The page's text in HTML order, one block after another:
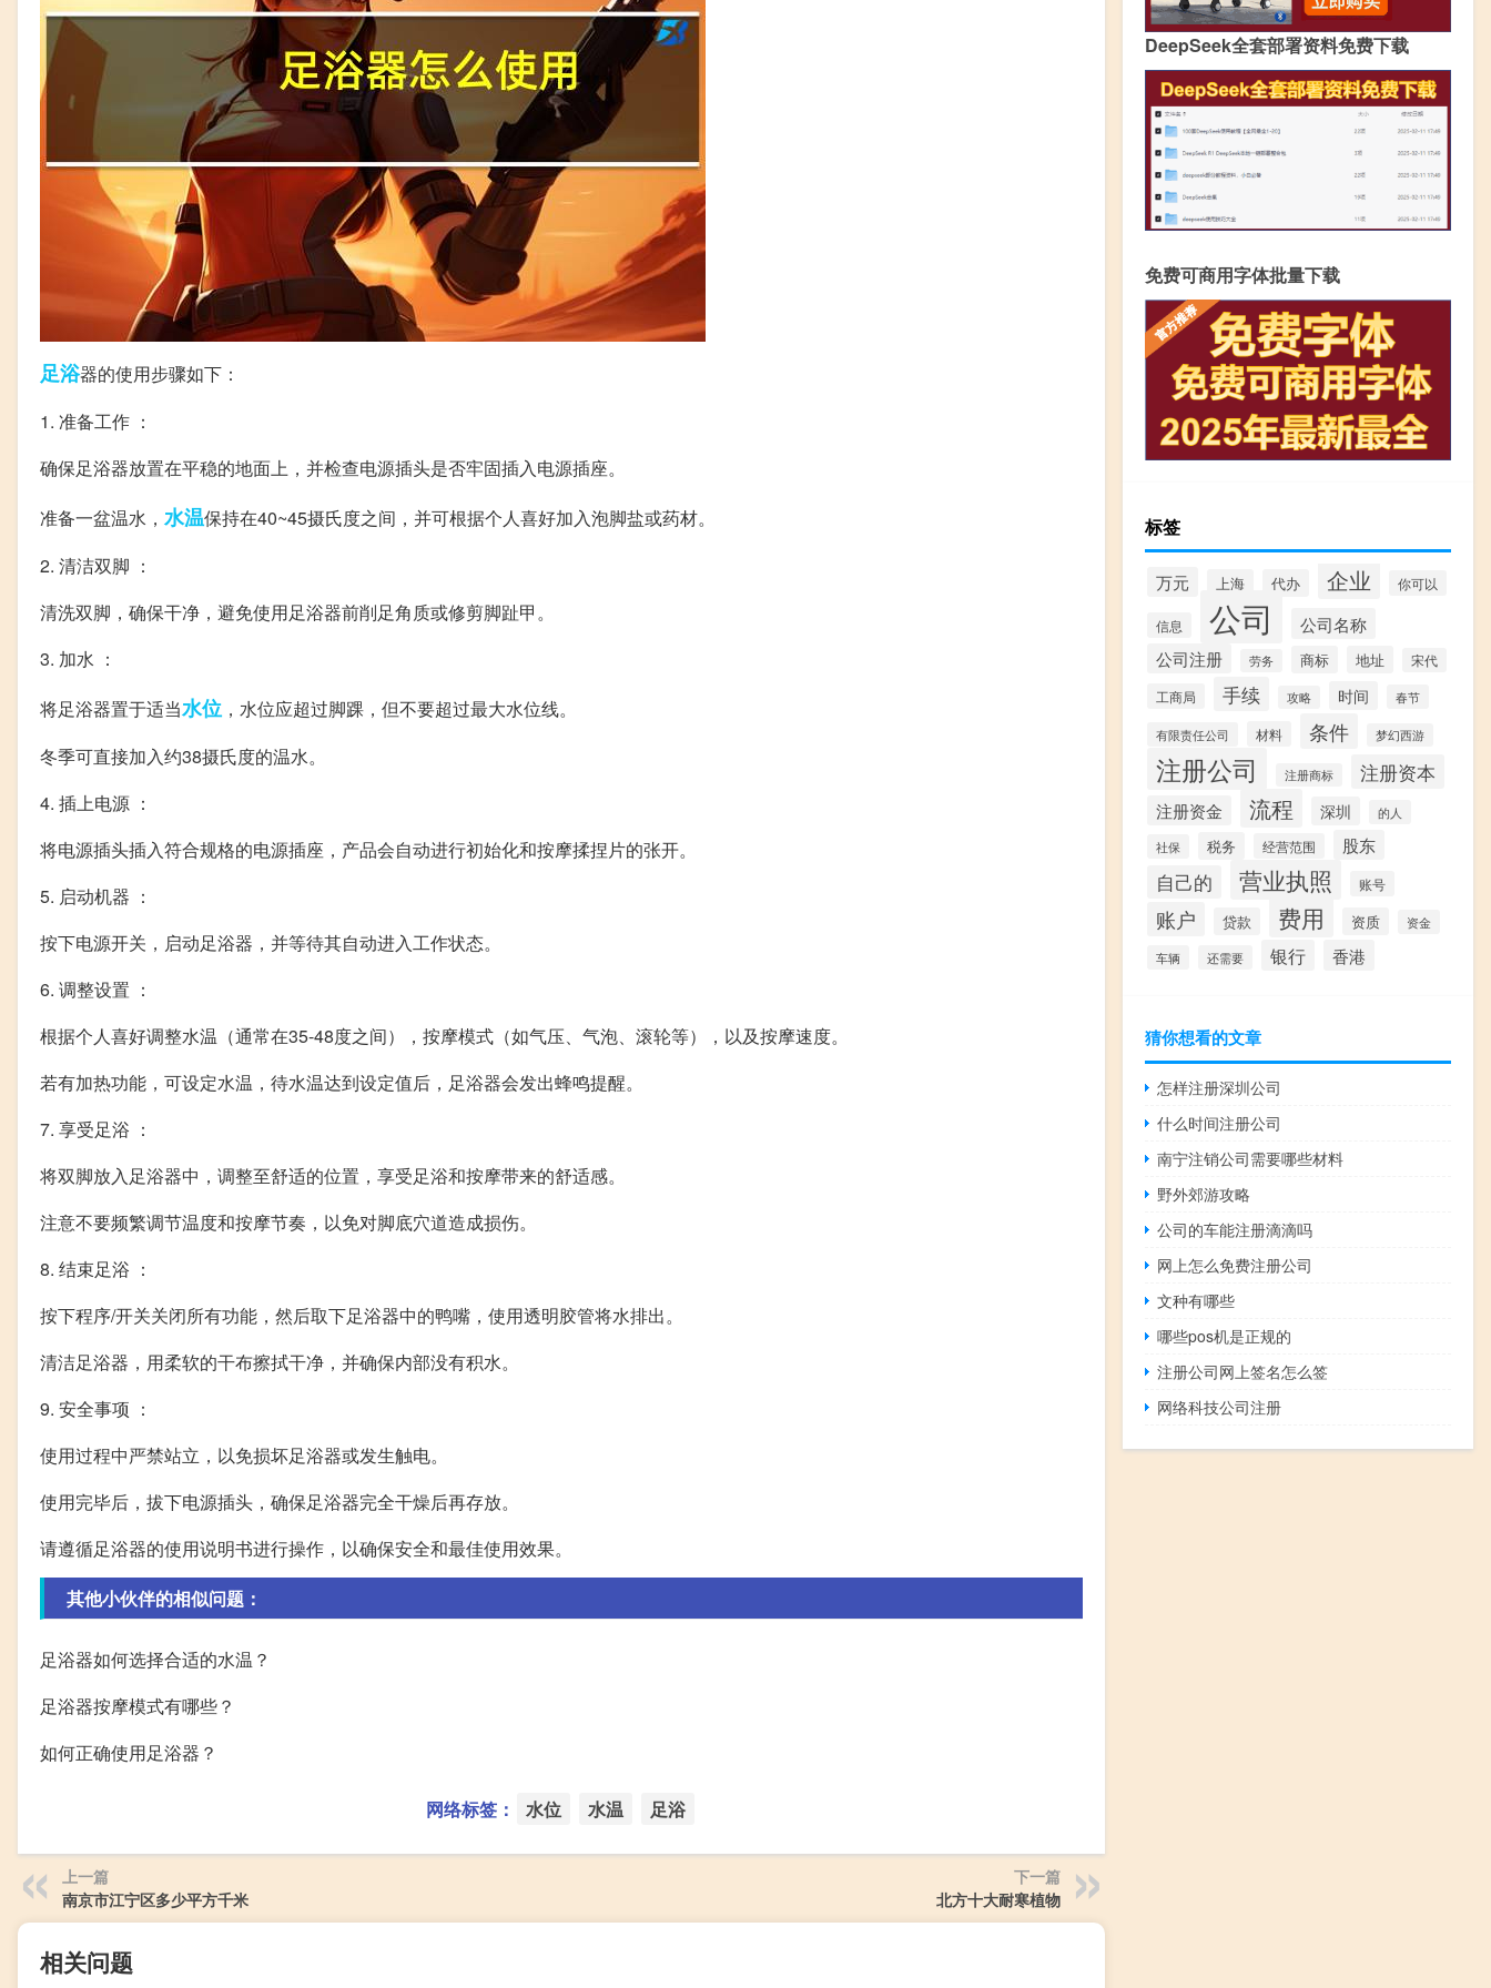
足浴器的使用步骤如下：
1. 准备工作 ：
确保足浴器放置在平稳的地面上，并检查电源插头是否牢固插入电源插座。
准备一盆温水， 水温保持在40~45摄氏度之间，并可根据个人喜好加入泡脚盐或药材。
2. 清洁双脚 ：
清洗双脚，确保干净，避免使用足浴器前削足角质或修剪脚趾甲。
3. 加水 ：
将足浴器置于适当水位 ，水位应超过脚踝，但不要超过最大水位线。
冬季可直接加入约38摄氏度的温水。
4. 插上电源 ：
将电源插头插入符合规格的电源插座，产品会自动进行初始化和按摩揉捏片的张开。
5. 启动机器 ：
按下电源开关，启动足浴器，并等待其自动进入工作状态。
6. 调整设置 ：
根据个人喜好调整水温（通常在35-48度之间），按摩模式（如气压、气泡、滚轮等），以及按摩速度。
若有加热功能，可设定水温，待水温达到设定值后，足浴器会发出蜂鸣提醒。
7. 享受足浴 ：
将双脚放入足浴器中，调整至舒适的位置，享受足浴和按摩带来的舒适感。
注意不要频繁调节温度和按摩节奏，以免对脚底穴道造成损伤。
8. 结束足浴 ：
按下程序/开关关闭所有功能，然后取下足浴器中的鸭嘴，使用透明胶管将水排出。
清洁足浴器，用柔软的干布擦拭干净，并确保内部没有积水。
9. 安全事项 ：
使用过程中严禁站立，以免损坏足浴器或发生触电。
使用完毕后，拔下电源插头，确保足浴器完全干燥后再存放。
请遵循足浴器的使用说明书进行操作，以确保安全和最佳使用效果。
其他小伙伴的相似问题：
足浴器如何选择合适的水温？
足浴器按摩模式有哪些？
如何正确使用足浴器？
网络标签： 水位 水温 足浴
上一篇
南京市江宁区多少平方千米
下一篇
北方十大耐寒植物
相关问题
DeepSeek全套部署资料免费下载
免费可商用字体批量下载
标签
万元 上海 代办 企业 你可以
信息 公司 公司名称
公司注册 劳务 商标 地址 宋代
工商局 手续 攻略 时间 春节
有限责任公司 材料 条件 梦幻西游
注册公司 注册商标 注册资本
注册资金 流程 深圳
的人
社保
税务 经营范围 股东
自己的 营业执照 账号
账户 贷款 费用 资质
资金
车辆
还需要 银行 香港
猜你想看的文章
怎样注册深圳公司
什么时间注册公司
南宁注销公司需要哪些材料
野外郊游攻略
公司的车能注册滴滴吗
网上怎么免费注册公司
文种有哪些
哪些pos机是正规的
注册公司网上签名怎么签
网络科技公司注册